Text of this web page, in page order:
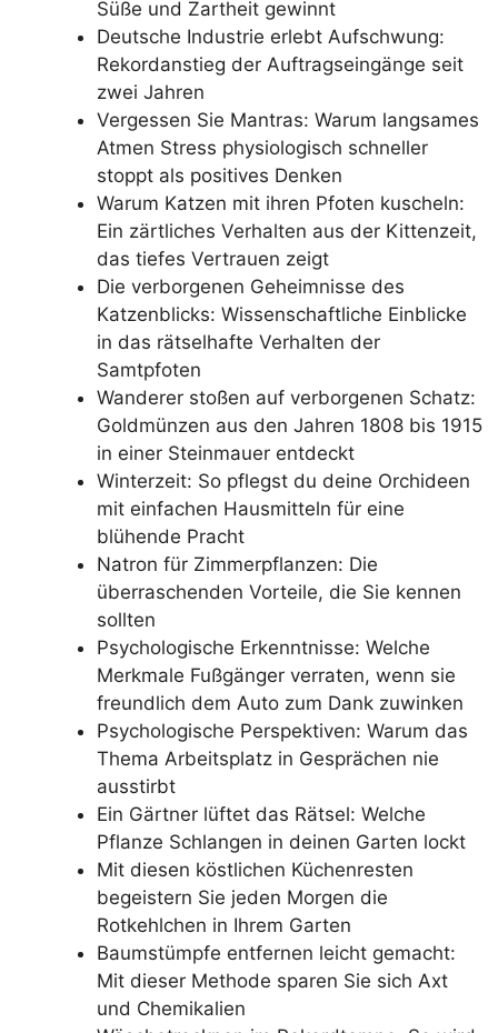
Süße und Zartheit gewinnt
Deutsche Industrie erlebt Aufschwung:
Rekordanstieg der Auftragseingänge seit
zwei Jahren
Vergessen Sie Mantras: Warum langsames
Atmen Stress physiologisch schneller
stoppt als positives Denken
Warum Katzen mit ihren Pfoten kuscheln:
Ein zärtliches Verhalten aus der Kittenzeit,
das tiefes Vertrauen zeigt
Die verborgenen Geheimnisse des
Katzenblicks: Wissenschaftliche Einblicke
in das rätselhafte Verhalten der
Samtpfoten
Wanderer stoßen auf verborgenen Schatz:
Goldmünzen aus den Jahren 1808 bis 1915
in einer Steinmauer entdeckt
Winterzeit: So pflegst du deine Orchideen
mit einfachen Hausmitteln für eine
blühende Pracht
Natron für Zimmerpflanzen: Die
überraschenden Vorteile, die Sie kennen
sollten
Psychologische Erkenntnisse: Welche
Merkmale Fußgänger verraten, wenn sie
freundlich dem Auto zum Dank zuwinken
Psychologische Perspektiven: Warum das
Thema Arbeitsplatz in Gesprächen nie
ausstirbt
Ein Gärtner lüftet das Rätsel: Welche
Pflanze Schlangen in deinen Garten lockt
Mit diesen köstlichen Küchenresten
begeistern Sie jeden Morgen die
Rotkehlchen in Ihrem Garten
Baumstümpfe entfernen leicht gemacht:
Mit dieser Methode sparen Sie sich Axt
und Chemikalien